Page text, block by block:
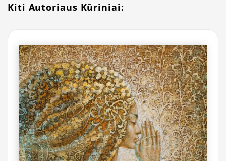
Kiti Autoriaus Kūriniai: